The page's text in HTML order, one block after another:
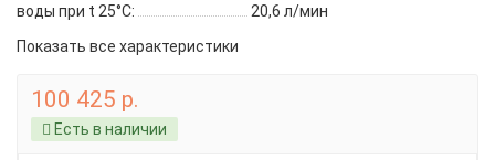
воды при t 25°C:
20,6 л/мин
Показать все характеристики
100 425 р.
Есть в наличии